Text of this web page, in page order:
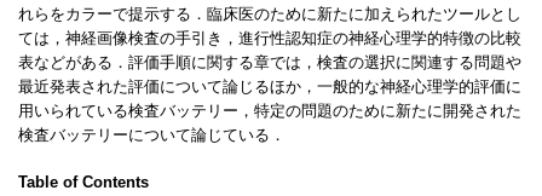
れらをカラーで提示する．臨床医のために新たに加えられたツールとし
ては，神経画像検査の手引き，進行性認知症の神経心理学的特徴の比較
表などがある．評価手順に関する章では，検査の選択に関連する問題や
最近発表された評価について論じるほか，一般的な神経心理学的評価に
用いられている検査バッテリー，特定の問題のために新たに開発された
検査バッテリーについて論じている．
Table of Contents